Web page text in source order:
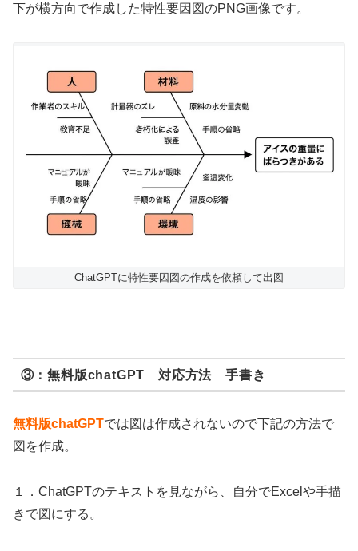
下が横方向で作成した特性要因図のPNG画像です。
ChatGPTに特性要因図の作成を依頼して出図
③：無料版chatGPT 対応方法 手書き
無料版chatGPTでは図は作成されないので下記の方法で
図を作成。
１．ChatGPTのテキストを見ながら、自分でExcelや手描
きで図にする。